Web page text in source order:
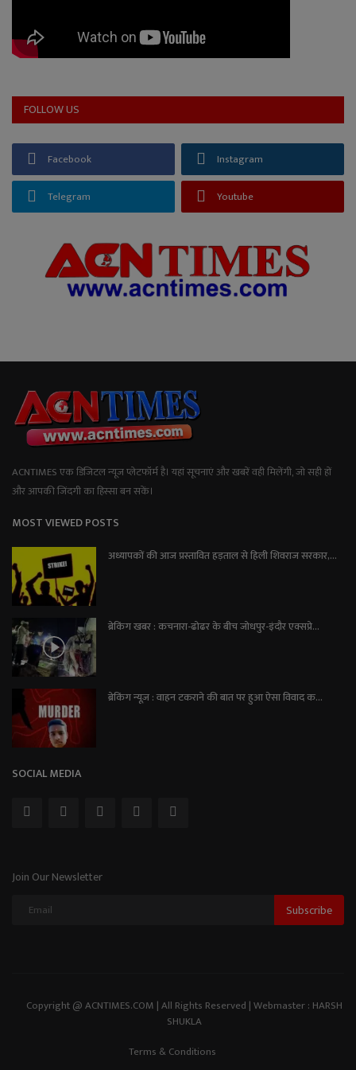
FOLLOW US
Facebook Instagram
Telegram Youtube
ACNTIMES एक डिजिटल न्यूज प्लेटफॉर्म है। यहां सूचनाएं और खबरें वही मिलेंगी, जो सही हों
और आपकी जिंदगी का हिस्सा बन सकें।
MOST VIEWED POSTS
अध्यापकों की आज प्रस्तावित हड़ताल से हिली शिवराज सरकार,...
ब्रेकिंग खबर : कचनारा-ढोढर के बीच जोधपुर-इंदौर एक्सप्रे...
ब्रेकिंग न्यूज़ : वाहन टकराने की बात पर हुआ ऐसा विवाद क...
SOCIAL MEDIA
Join Our Newsletter
Subscribe
Copyright @ ACNTIMES.COM | All Rights Reserved | Webmaster : HARSH
SHUKLA
Terms & Conditions